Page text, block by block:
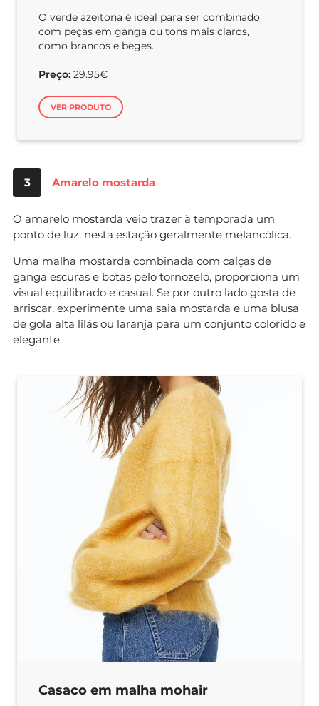
O verde azeitona é ideal para ser combinado
com peças em ganga ou tons mais claros,
como brancos e beges.
Preço: 29.95€
VER PRODUTO
3 Amarelo mostarda
O amarelo mostarda veio trazer à temporada um
ponto de luz, nesta estação geralmente melancólica.
Uma malha mostarda combinada com calças de
ganga escuras e botas pelo tornozelo, proporciona um
visual equilibrado e casual. Se por outro lado gosta de
arriscar, experimente uma saia mostarda e uma blusa
de gola alta lilás ou laranja para um conjunto colorido e
elegante.
Casaco em malha mohair